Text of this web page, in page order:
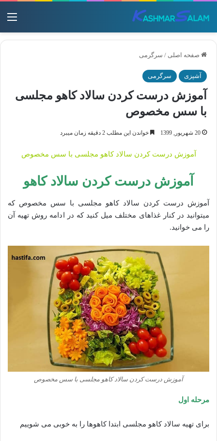
صفحه اصلی / سرگرمی
آشپزی سرگرمی
آموزش درست کردن سالاد کاهو مجلسی
با سس مخصوص
20 شهریور, 1399 خواندن این مطلب 2 دقیقه زمان میبرد
آموزش درست کردن سالاد کاهو مجلسی با سس مخصوص
آموزش درست کردن سالاد کاهو
آموزش درست کردن سالاد کاهو مجلسی با سس مخصوص که
میتوانید در کنار غذاهای مختلف میل کنید که در ادامه روش تهیه آن
را می خوانید.
آموزش درست کردن سالاد کاهو مجلسی با سس مخصوص
مرحله اول
برای تهیه سالاد کاهو مجلسی ابتدا کاهوها را به خوبی می شوییم